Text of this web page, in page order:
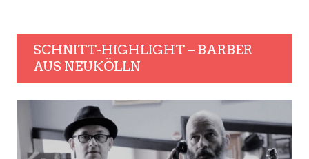
SCHNITT-HIGHLIGHT – BARBER
AUS NEUKÖLLN